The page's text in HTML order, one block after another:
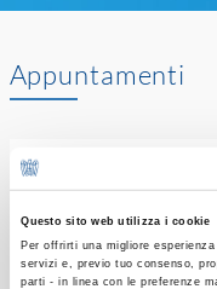
Questo sito web utilizza i cookie
Per offrirti una migliore
servizi e, previo tuo consenso,
parti - in linea con le preferenze
Appuntamenti
30
SET
esteri
tappa
HH